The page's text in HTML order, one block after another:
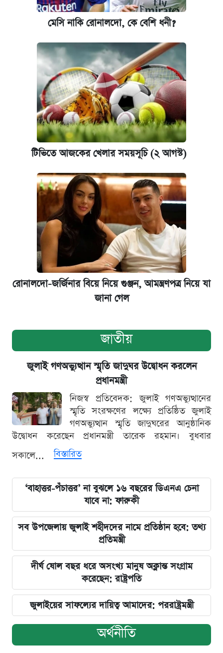
মেসি নাকি রোনালদো, কে বেশি ধনী?
টিভিতে আজকের খেলার সময়সূচি (২ আগস্ট)
রোনালদো-জর্জিনার বিয়ে নিয়ে গুঞ্জন, আমন্ত্রণপত্র নিয়ে যা
জানা গেল
জাতীয়
জুলাই গণঅভ্যুত্থান স্মৃতি জাদুঘর উদ্বোধন করলেন
প্রধানমন্ত্রী
নিজস্ব প্রতিবেদক: জুলাই গণঅভ্যুত্থানের
স্মৃতি সংরক্ষণের লক্ষ্যে প্রতিষ্ঠিত জুলাই
গণঅভ্যুত্থান স্মৃতি জাদুঘরের আনুষ্ঠানিক
উদ্বোধন করেছেন প্রধানমন্ত্রী তারেক রহমান। বুধবার
সকালে...
বিস্তারিত
‘বাহাত্তর-পঁচাত্তর’ না বুঝলে ১৬ বছরের ডিএনএ চেনা
যাবে না: ফারুকী
সব উপজেলায় জুলাই শহীদদের নামে প্রতিষ্ঠান হবে: তথ্য
প্রতিমন্ত্রী
দীর্ঘ ষোল বছর ধরে অসংখ্য মানুষ অক্লান্ত সংগ্রাম
করেছেন: রাষ্ট্রপতি
জুলাইয়ের সাফল্যের দায়িত্ব আমাদের: পররাষ্ট্রমন্ত্রী
অর্থনীতি